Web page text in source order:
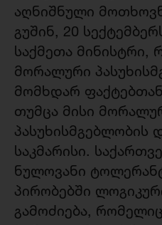
აღნიშნული
გუშინ, 20
საქმეთა მინისტრი,
მორალური
მომხდარ
თუმცა მისი
პასუხისმგებლობის
საკმარისი.
ნულოვანი
პირობებში
გამოძიება,